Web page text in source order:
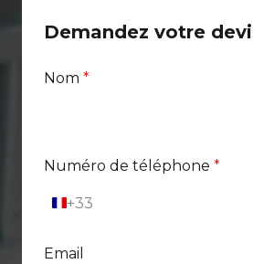
Demandez votre
Nom *
Numéro de téléphone *
F
n
+33
Email